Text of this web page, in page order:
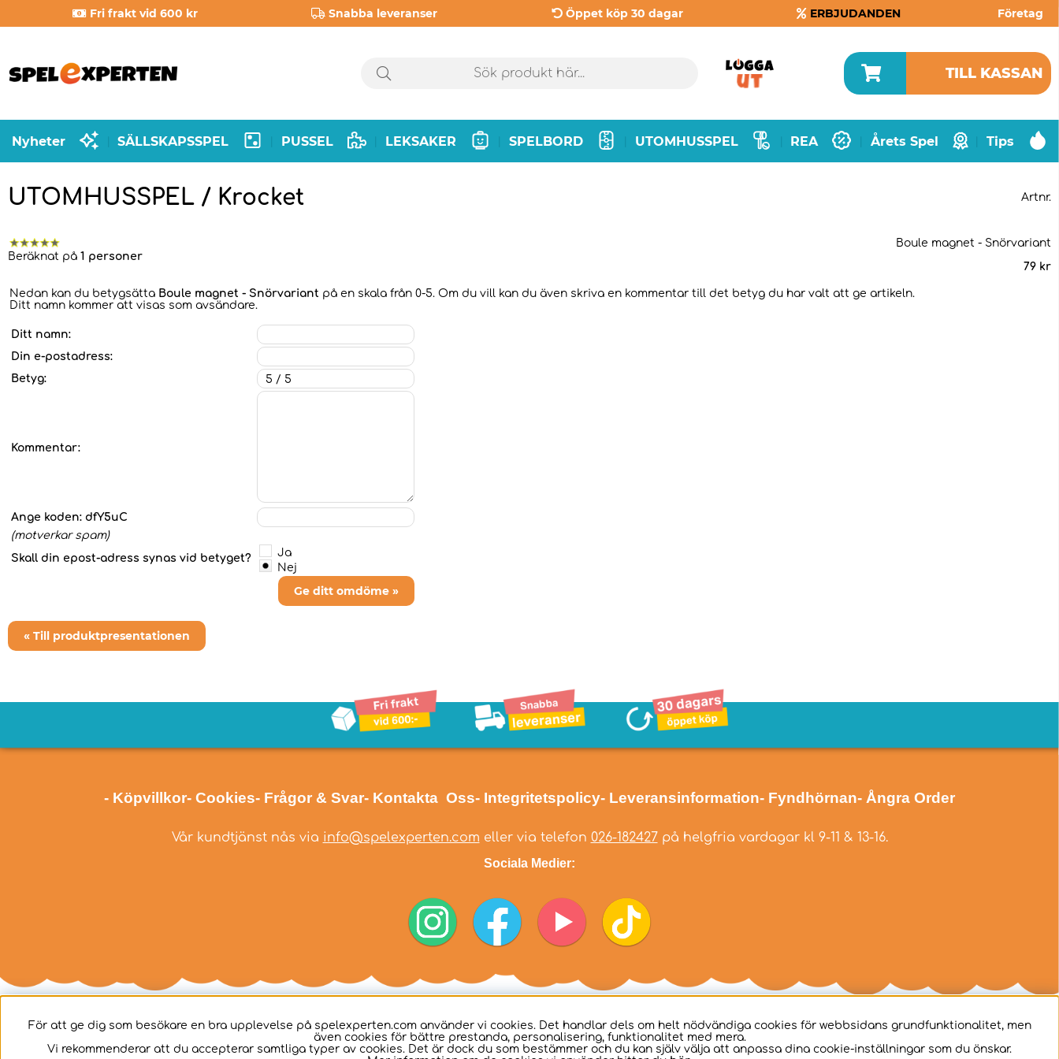
Fri frakt vid 600 kr Snabba leveranser Öppet köp 30 dagar ERBJUDANDEN Företag
TILL KASSAN
Nyheter SÄLLSKAPSSPEL PUSSEL LEKSAKER SPELBORD UTOMHUSSPEL REA Årets Spel Tips
UTOMHUSSPEL / Krocket Artnr.
Beräknat på 1 personer
Boule magnet - Snörvariant
79 kr
Nedan kan du betygsätta Boule magnet - Snörvariant på en skala från 0-5. Om du vill kan du även skriva en kommentar till det betyg du har valt att ge artikeln.
Ditt namn kommer att visas som avsändare.
Ditt namn:
Din e-postadress:
Betyg:
Kommentar:
Ange koden: dfY5uC
(motverkar spam)
Skall din epost-adress synas vid betyget?
Ja
Nej
Ge ditt omdöme »
« Till produktpresentationen
- Köpvillkor- Cookies- Frågor & Svar- Kontakta Oss- Integritetspolicy- Leveransinformation- Fyndhörnan- Ångra Order
Vår kundtjänst nås via info@spelexperten.com eller via telefon 026-182427på helgfria vardagar kl 9-11 & 13-16.
Sociala Medier:
För att ge dig som besökare en bra upplevelse på spelexperten.com använder vi cookies. Det handlar dels om helt nödvändiga cookies för webbsidans grundfunktionalitet, men
även cookies för bättre prestanda, personalisering, funktionalitet med mera.
Vi rekommenderar att du accepterar samtliga typer av cookies. Det är dock du som bestämmer och du kan själv välja att anpassa dina cookie-inställningar som du önskar.